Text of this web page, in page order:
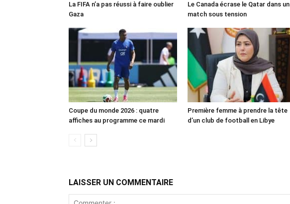
La FIFA n’a pas réussi à faire oublier
Gaza
Le Canada écrase le Qatar dans un
match sous tension
Coupe du monde 2026 : quatre
affiches au programme ce mardi
Première femme à prendre la tête
d’un club de football en Libye
LAISSER UN COMMENTAIRE